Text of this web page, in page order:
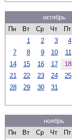
октябрь
Пн
Вт Ср Чт Пт
1
2 3 4
7
8 9 10 11
14
15 16 17 18
21
22 23 24 25
28
29 30 31
ноябрь
Пн
Вт Ср Чт Пт